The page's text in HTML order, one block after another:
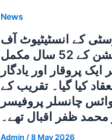
News
کے انسٹیٹیوٹ آف
بزنس ایڈمنسٹریشن کے 52 سال مکمل
پروقار اور یادگار
کیا گیا۔ تقریب کے
چانسلر پروفیسر
محمد ظفر اقبال تھے۔
Admin /8 May 2026